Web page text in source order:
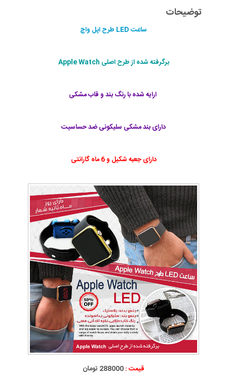
توضیحات
ساعت LED طرح اپل واچ
برگرفته شده از طرح اصلی Apple Watch
ارایه شده با رنگ بند و قاب مشکی
دارای بند مشکی سلیکونی ضد حساسیت
دارای جعبه شکیل و 6 ماه گارانتی
قیمت :288000 تومان